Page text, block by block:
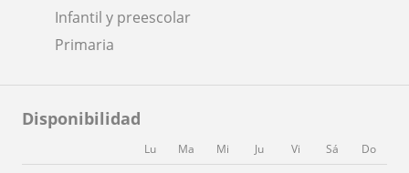
Infantil y preescolar
Primaria
Disponibilidad
Lu Ma Mi Ju Vi Sá Do